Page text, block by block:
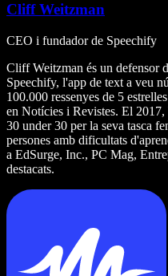
Cliff Weitzman
CEO i fundador de Speechify
Cliff Weitzman és un defensor
Speechify, l'app de text a veu
100.000 ressenyes de 5
en Notícies i Revistes. El
30 under 30 per la seva tasca
persones amb dificultats
a EdSurge, Inc., PC Mag,
destacats.